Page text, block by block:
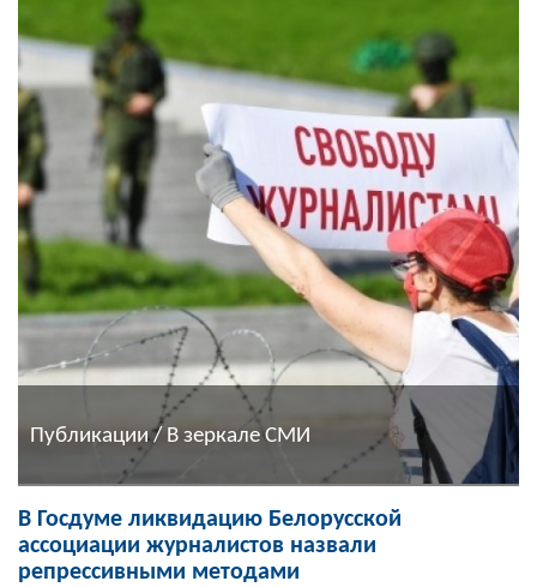
Публикации / В зеркале СМИ
В Госдуме ликвидацию Белорусской
ассоциации журналистов назвали
репрессивными методами